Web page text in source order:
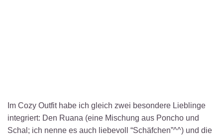
Im Cozy Outfit habe ich gleich zwei besondere Lieblinge
integriert: Den Ruana (eine Mischung aus Poncho und
Schal; ich nenne es auch liebevoll “Schäfchen”^^) und die